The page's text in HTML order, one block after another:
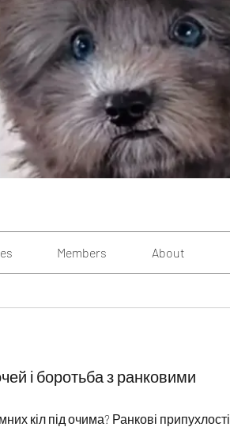
Members About
і боротьба з ранковими
кіл під очима? Ранкові припухлості